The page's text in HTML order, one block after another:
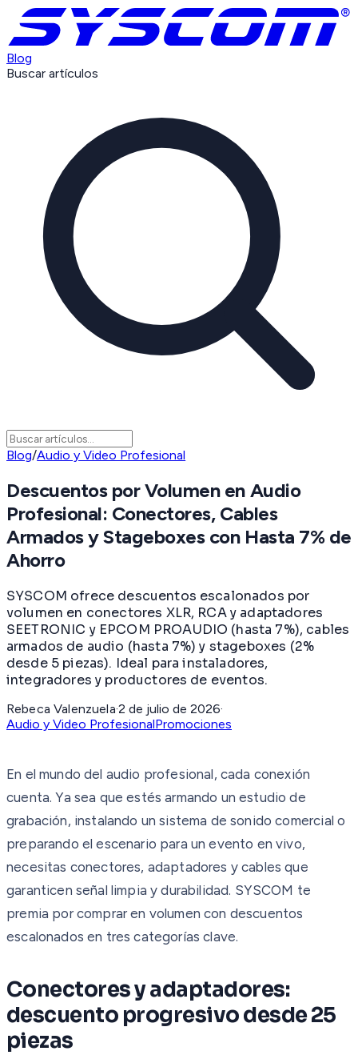
Blog
Buscar artículos
Blog/Audio y Video Profesional
Descuentos por Volumen en Audio
Profesional: Conectores, Cables
Armados y Stageboxes con Hasta 7% de
Ahorro
SYSCOM ofrece descuentos escalonados por
volumen en conectores XLR, RCA y adaptadores
SEETRONIC y EPCOM PROAUDIO (hasta 7%), cables
armados de audio (hasta 7%) y stageboxes (2%
desde 5 piezas). Ideal para instaladores,
integradores y productores de eventos.
Rebeca Valenzuela·2 de julio de 2026·
Audio y Video ProfesionalPromociones
En el mundo del audio profesional, cada conexión
cuenta. Ya sea que estés armando un estudio de
grabación, instalando un sistema de sonido comercial o
preparando el escenario para un evento en vivo,
necesitas conectores, adaptadores y cables que
garanticen señal limpia y durabilidad. SYSCOM te
premia por comprar en volumen con descuentos
escalonados en tres categorías clave.
Conectores y adaptadores:
descuento progresivo desde 25
piezas